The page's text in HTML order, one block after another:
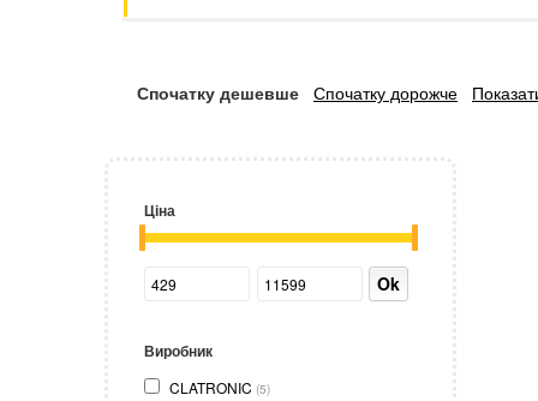
Спочатку дешевше Спочатку дорожче
Ціна
Ok
Виробник
CLATRONIC (5)